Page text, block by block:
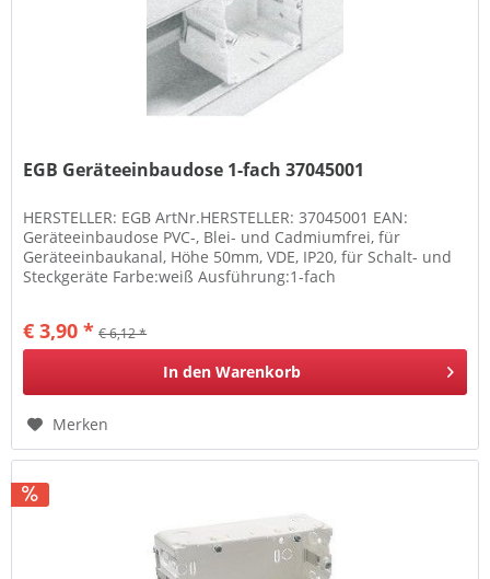
EGB Geräteeinbaudose 1-fach 37045001
HERSTELLER: EGB ArtNr.HERSTELLER: 37045001 EAN:
Geräteeinbaudose PVC-, Blei- und Cadmiumfrei, für
Geräteeinbaukanal, Höhe 50mm, VDE, IP20, für Schalt- und
Steckgeräte Farbe:weiß Ausführung:1-fach
€ 3,90 * € 6,12 *
In den Warenkorb
Merken